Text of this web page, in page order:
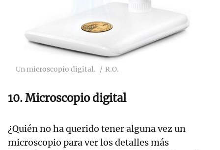
Un microscopio digital. R.O.
10. Microscopio digital
¿Quién no ha querido tener alguna vez un
microscopio para ver los detalles más